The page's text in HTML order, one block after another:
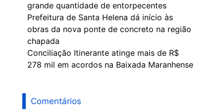
grande quantidade de entorpecentes
Prefeitura de Santa Helena dá início às
obras da nova ponte de concreto na região
chapada
Conciliação Itinerante atinge mais de R$
278 mil em acordos na Baixada Maranhense
Comentários